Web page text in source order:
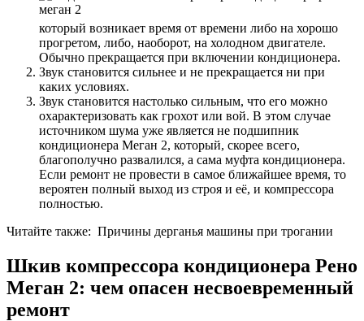
который возникает время от времени либо на хорошо
прогретом, либо, наоборот, на холодном двигателе.
Обычно прекращается при включении кондиционера.
Звук становится сильнее и не прекращается ни при
каких условиях.
Звук становится настолько сильным, что его можно
охарактеризовать как грохот или вой. В этом случае
источником шума уже является не подшипник
кондиционера Меган 2, который, скорее всего,
благополучно развалился, а сама муфта кондиционера.
Если ремонт не провести в самое ближайшее время, то
вероятен полный выход из строя и её, и компрессора
полностью.
Читайте также: Причины дерганья машины при трогании
Шкив компрессора кондиционера Рено
Меган 2: чем опасен несвоевременный
ремонт